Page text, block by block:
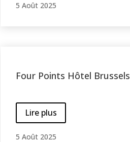
5 Août 2025
Four Points Hôtel Brussels
Lire plus
5 Août 2025